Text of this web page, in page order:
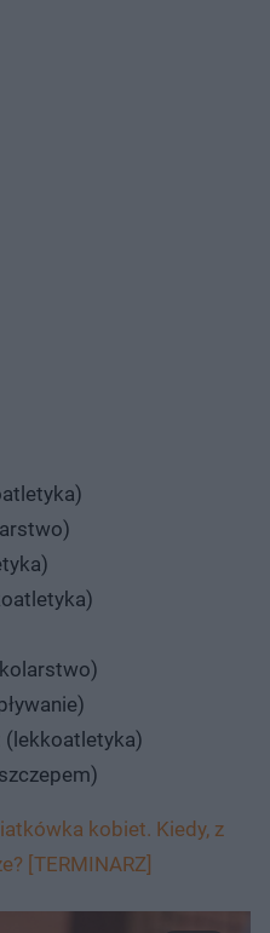
(lekkoatletyka)
kobiet. Kiedy, z
[TERMINARZ]